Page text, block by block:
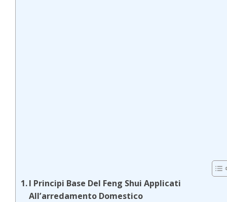
I Principi Base Del Feng Shui Applicati
All’arredamento Domestico